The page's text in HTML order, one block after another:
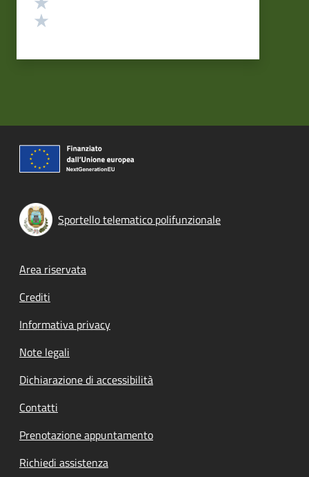
Sportello telematico polifunzionale
Footer menu
Area riservata
Crediti
Informativa privacy
Note legali
Dichiarazione di accessibilità
Contatti
Prenotazione appuntamento
Richiedi assistenza